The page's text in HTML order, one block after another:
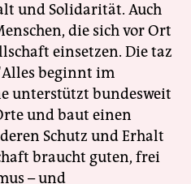
und Solidarität. Auch
die sich vor Ort
einsetzen. Die taz
beginnt im
unterstützt bundesweit
und baut einen
Schutz und Erhalt
braucht guten, frei
– und